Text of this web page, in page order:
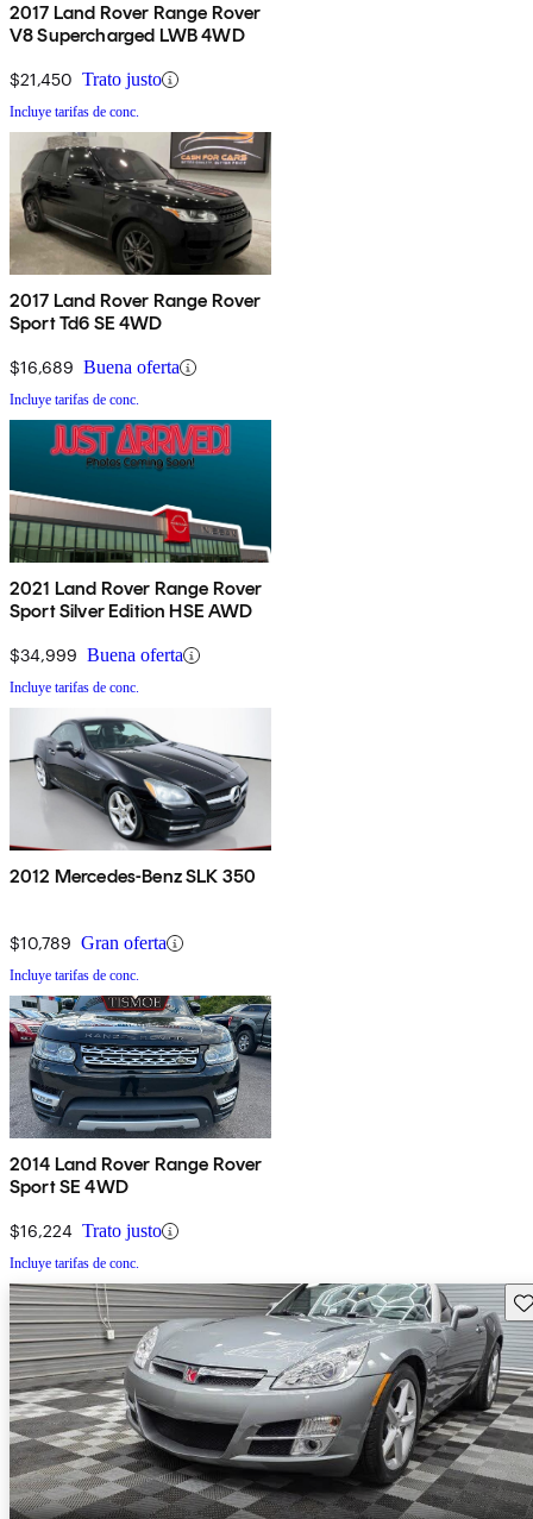
2017 Land Rover Range Rover
V8 Supercharged LWB 4WD
$21,450 Trato justo
Incluye tarifas de conc.
2017 Land Rover Range Rover
Sport Td6 SE 4WD
$16,689 Buena oferta
Incluye tarifas de conc.
2021 Land Rover Range Rover
Sport Silver Edition HSE AWD
$34,999 Buena oferta
Incluye tarifas de conc.
2012 Mercedes-Benz SLK 350
$10,789 Gran oferta
Incluye tarifas de conc.
2014 Land Rover Range Rover
Sport SE 4WD
$16,224 Trato justo
Incluye tarifas de conc.